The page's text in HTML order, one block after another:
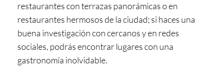
restaurantes con terrazas panorámicas o en
restaurantes hermosos de la ciudad; si haces una
buena investigación con cercanos y en redes
sociales, podrás encontrar lugares con una
gastronomía inolvidable.